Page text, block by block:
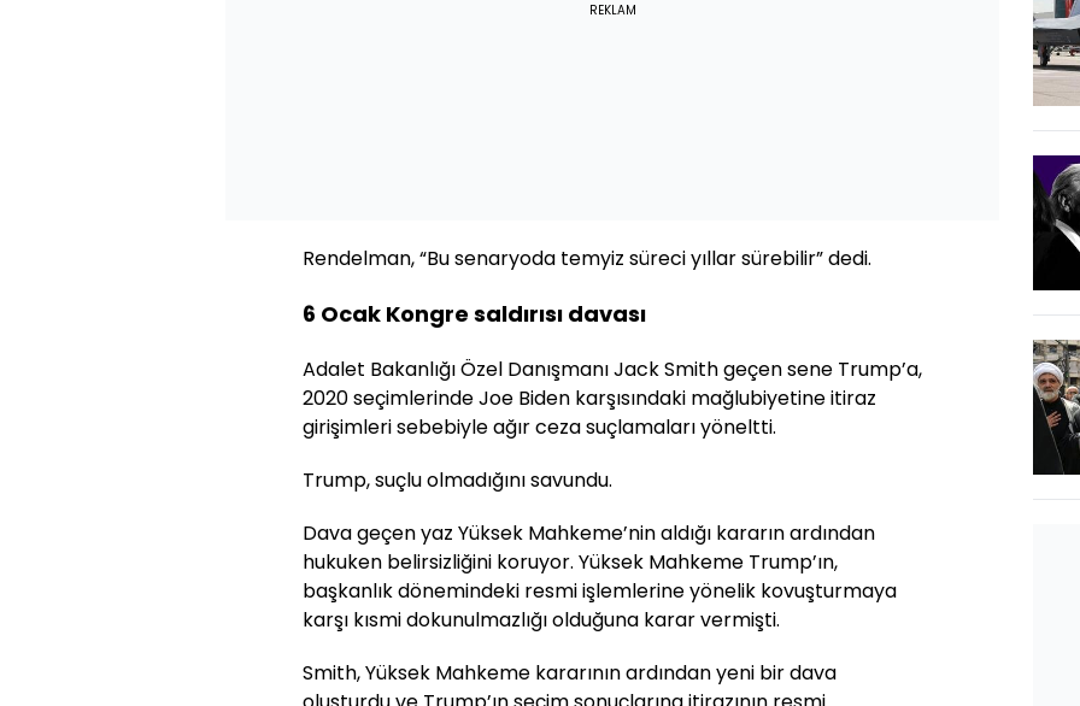
REKLAM
Rendelman, “Bu senaryoda temyiz süreci yıllar sürebilir” dedi.
6 Ocak Kongre saldırısı davası
Adalet Bakanlığı Özel Danışmanı Jack Smith geçen sene Trump’a,
2020 seçimlerinde Joe Biden karşısındaki mağlubiyetine itiraz
girişimleri sebebiyle ağır ceza suçlamaları yöneltti.
Trump, suçlu olmadığını savundu.
Dava geçen yaz Yüksek Mahkeme’nin aldığı kararın ardından
hukuken belirsizliğini koruyor. Yüksek Mahkeme Trump’ın,
başkanlık dönemindeki resmi işlemlerine yönelik kovuşturmaya
karşı kısmi dokunulmazlığı olduğuna karar vermişti.
Smith, Yüksek Mahkeme kararının ardından yeni bir dava